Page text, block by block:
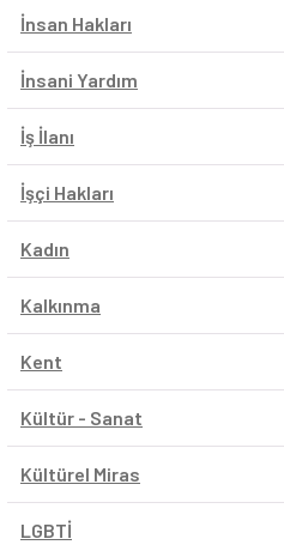
İnsan Hakları
İnsani Yardım
İş İlanı
İşçi Hakları
Kadın
Kalkınma
Kent
Kültür - Sanat
Kültürel Miras
LGBTİ